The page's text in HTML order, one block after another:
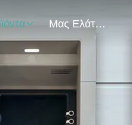
Μας Ελάτε Σε Επαφή Με